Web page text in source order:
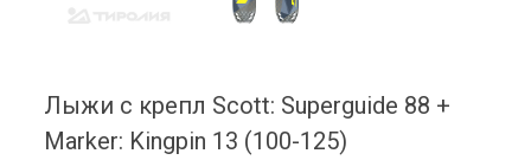
Лыжи с крепл Scott: Superguide 88 +
Marker: Kingpin 13 (100-125)